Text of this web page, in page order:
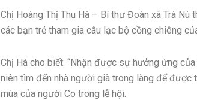
Chị Hoàng Thị Thu Hà – Bí thư Đoàn xã Trà
các bạn trẻ tham gia câu lạc bộ cồng chiêng
Chị Hà cho biết: “Nhận được sự hưởng ứng
niên tìm đến nhà người già trong làng để được
múa của người Co trong lễ hội.